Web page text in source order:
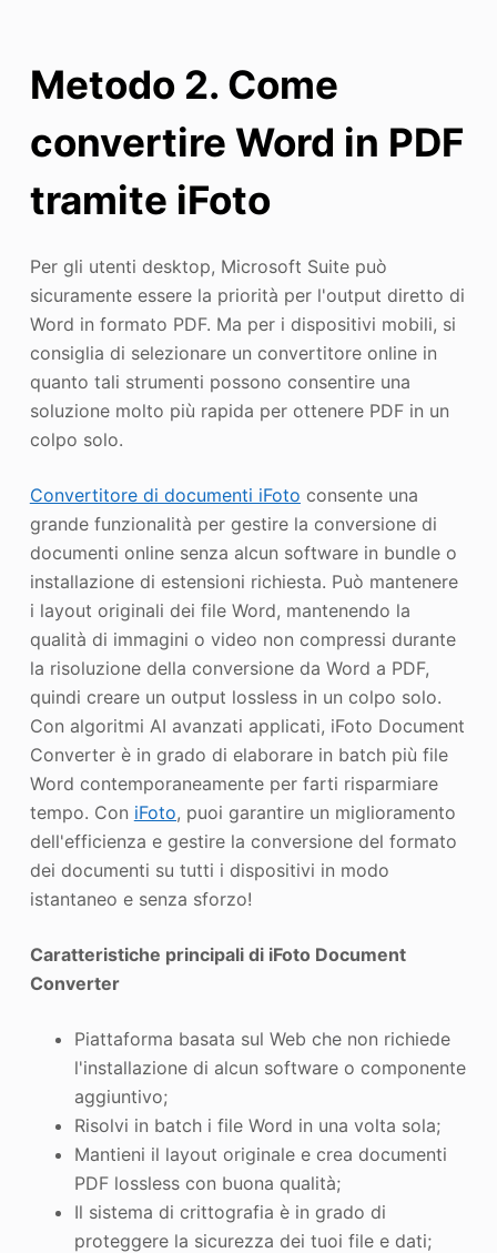
Metodo 2. Come
convertire Word in PDF
tramite iFoto
Per gli utenti desktop, Microsoft Suite può
sicuramente essere la priorità per l'output diretto di
Word in formato PDF. Ma per i dispositivi mobili, si
consiglia di selezionare un convertitore online in
quanto tali strumenti possono consentire una
soluzione molto più rapida per ottenere PDF in un
colpo solo.
Convertitore di documenti iFoto consente una
grande funzionalità per gestire la conversione di
documenti online senza alcun software in bundle o
installazione di estensioni richiesta. Può mantenere
i layout originali dei file Word, mantenendo la
qualità di immagini o video non compressi durante
la risoluzione della conversione da Word a PDF,
quindi creare un output lossless in un colpo solo.
Con algoritmi AI avanzati applicati, iFoto Document
Converter è in grado di elaborare in batch più file
Word contemporaneamente per farti risparmiare
tempo. Con iFoto, puoi garantire un miglioramento
dell'efficienza e gestire la conversione del formato
dei documenti su tutti i dispositivi in modo
istantaneo e senza sforzo!
Caratteristiche principali di iFoto Document
Converter
Piattaforma basata sul Web che non richiede
l'installazione di alcun software o componente
aggiuntivo;
Risolvi in batch i file Word in una volta sola;
Mantieni il layout originale e crea documenti
PDF lossless con buona qualità;
Il sistema di crittografia è in grado di
proteggere la sicurezza dei tuoi file e dati;